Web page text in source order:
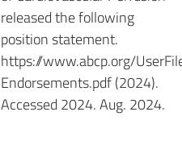
released the following
position statement.
https://www.abcp.org/
Endorsements.pdf (2024).
Accessed 2024. Aug. 2024.